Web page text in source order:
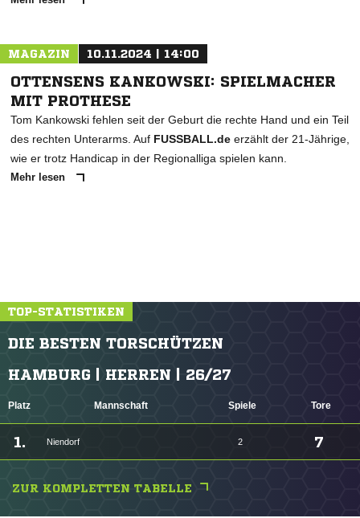
MAGAZIN 10.11.2024 | 14:00
OTTENSENS KANKOWSKI: SPIELMACHER
MIT PROTHESE
Tom Kankowski fehlen seit der Geburt die rechte Hand und ein Teil
des rechten Unterarms. Auf FUSSBALL.de erzählt der 21-Jährige,
wie er trotz Handicap in der Regionalliga spielen kann.
Mehr lesen
TOP-STATISTIKEN
DIE BESTEN TORSCHÜTZEN
HAMBURG | HERREN | 26/27
Platz Mannschaft Spiele Tore
1. Niendorf 2 7
ZUR KOMPLETTEN TABELLE